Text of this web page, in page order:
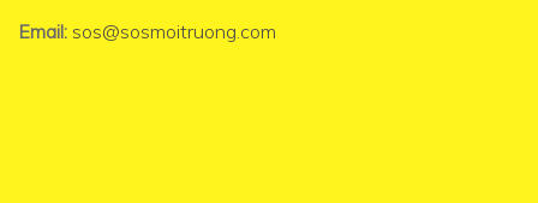
Email: sos@sosmoitruong.com